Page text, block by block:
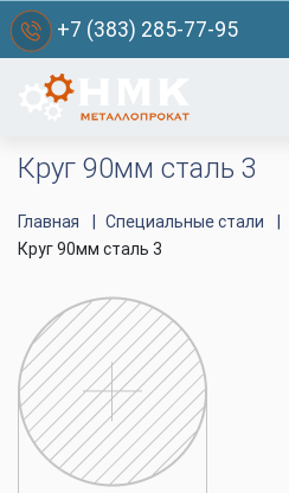
+7 (383) 285-77-95
Круг 90мм сталь 3
Главная Специальные стали
Круг 90мм сталь 3